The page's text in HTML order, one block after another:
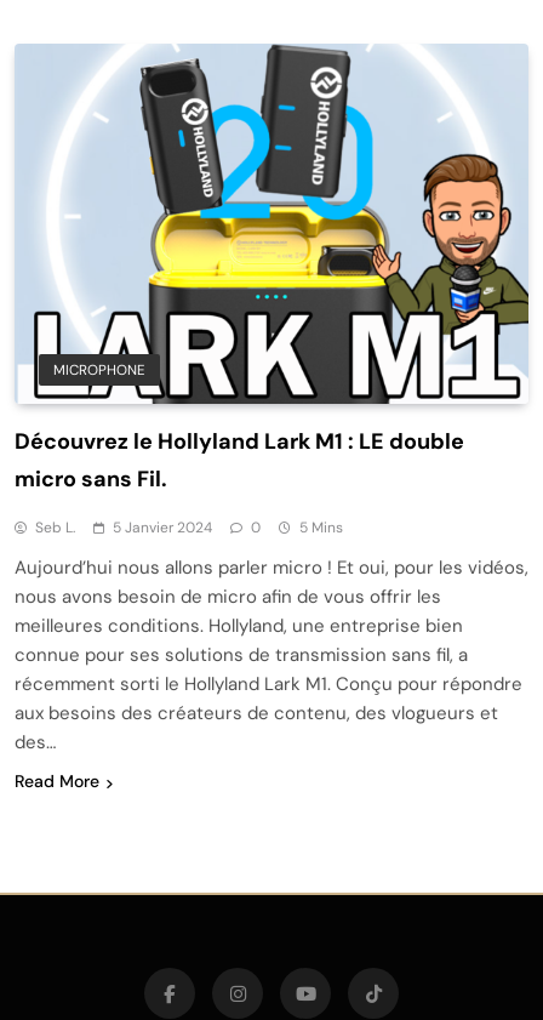
MICROPHONE
Découvrez le Hollyland Lark M1 : LE double
micro sans Fil.
Seb L. 5 Janvier 2024 0 5 Mins
Aujourd’hui nous allons parler micro ! Et oui, pour les vidéos,
nous avons besoin de micro afin de vous offrir les
meilleures conditions. Hollyland, une entreprise bien
connue pour ses solutions de transmission sans fil, a
récemment sorti le Hollyland Lark M1. Conçu pour répondre
aux besoins des créateurs de contenu, des vlogueurs et
des…
Read More